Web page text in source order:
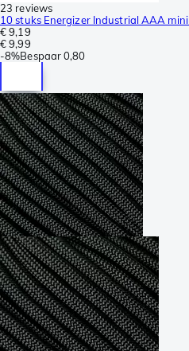
23 reviews
10 stuks Energizer Industrial AAA
€ 9,19
€ 9,99
-8%Bespaar0,80